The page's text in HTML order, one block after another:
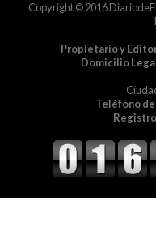
Copyright © 2016
Propietario y
Domicilio
Teléfono